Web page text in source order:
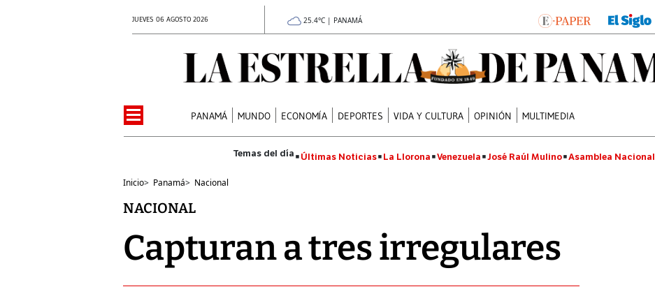
JUEVES 06 AGOSTO 2026 25.4°C | PANAMÁ
PANAMÁ MUNDO ECONOMÍA DEPORTES VIDA Y CULTURA OPINIÓN MULTIMEDIA
Últimas Noticias La Llorona Venezuela José Raúl Mulino Asamblea Nacional
Inicio> Panamá> Nacional
NACIONAL
Capturan a tres irregulares